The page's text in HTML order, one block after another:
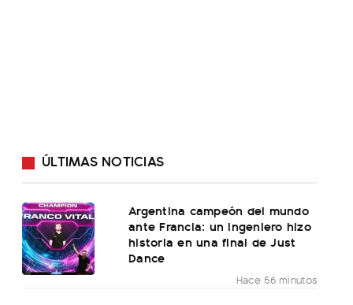
ÚLTIMAS NOTICIAS
Argentina campeón del mundo
ante Francia: un ingeniero hizo
historia en una final de Just
Dance
Hace 56 minutos